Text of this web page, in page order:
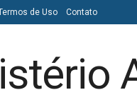
de Uso Contato